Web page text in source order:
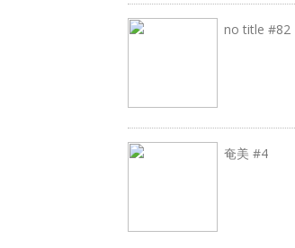
no title #82
奄美 #4